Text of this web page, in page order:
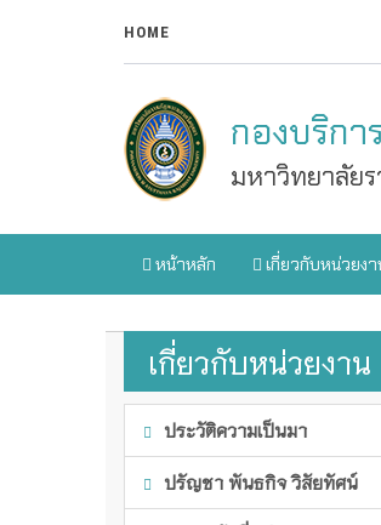
HOME
กองบริกา
มหาวิทยาลัย
หน้าหลัก เกี่ยวกับหน่วยง
เกี่ยวกับหน่วยงาน
ประวัติความเป็นมา
ปรัญชา พันธกิจ วิสัยทัศน์